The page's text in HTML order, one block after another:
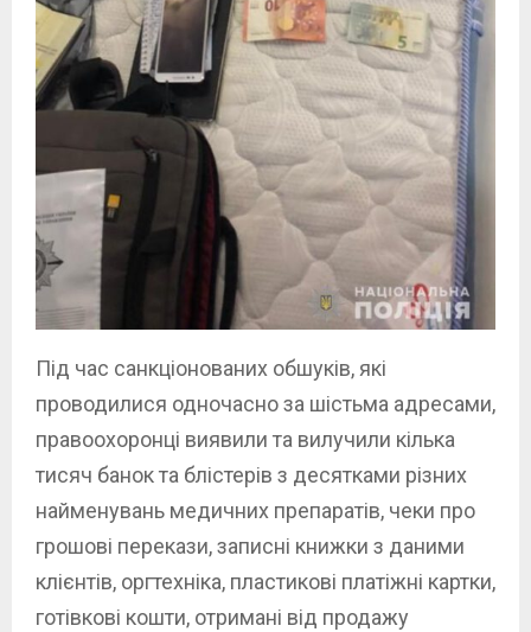
Під час санкціонованих обшуків, які
проводилися одночасно за шістьма адресами,
правоохоронці виявили та вилучили кілька
тисяч банок та блістерів з десятками різних
найменувань медичних препаратів, чеки про
грошові перекази, записні книжки з даними
клієнтів, оргтехніка, пластикові платіжні картки,
готівкові кошти, отримані від продажу